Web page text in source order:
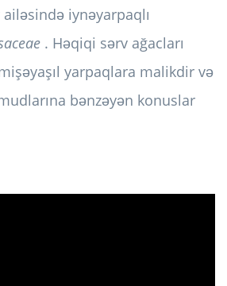
ailəsində iynəyarpaqlı
. Həqiqi sərv ağacları
yarpaqlara malikdir və
bənzəyən konuslar